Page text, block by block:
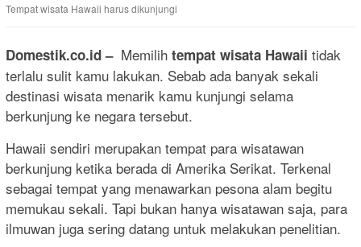
Tempat wisata Hawaii harus dikunjungi
Domestik.co.id – Memilih tempat wisata Hawaii tidak
terlalu sulit kamu lakukan. Sebab ada banyak sekali
destinasi wisata menarik kamu kunjungi selama
berkunjung ke negara tersebut.
Hawaii sendiri merupakan tempat para wisatawan
berkunjung ketika berada di Amerika Serikat. Terkenal
sebagai tempat yang menawarkan pesona alam begitu
memukau sekali. Tapi bukan hanya wisatawan saja, para
ilmuwan juga sering datang untuk melakukan penelitian.